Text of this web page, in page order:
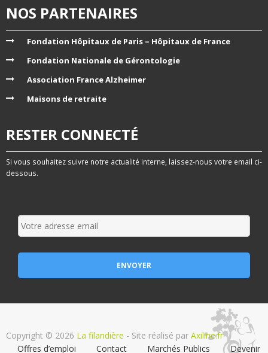
NOS PARTENAIRES
Fondation Hôpitaux de Paris – Hôpitaux de France
Fondation Nationale de Gérontologie
Association France Alzheimer
Maisons de retraite
RESTER CONNECTÉ
Si vous souhaitez suivre notre actualité interne, laissez-nous votre email ci-
dessous.
Copyright © 2026 La filandière - Site réalisé par Axiline.fr
Offres d’emploi
Contact Marchés Publics Devenir